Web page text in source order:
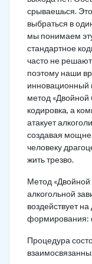
срываешься.
выбраться в
мы понимаем
стандартное
часто не
поэтому наши
инновационный
метод «Двойной
кодировка, а
атакует
создавая
человеку
жить трезво.
Метод «Двойной
алкогольной
воздействует
формирования:
Процедура